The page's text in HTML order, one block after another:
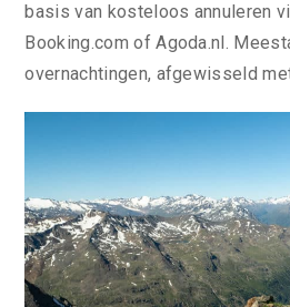
basis van kosteloos annuleren
Booking.com of Agoda.nl.
overnachtingen, afgewisseld